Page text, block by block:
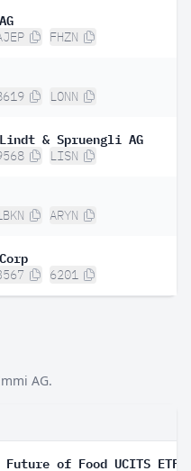
FHZN
LONN
& Spruengli AG
LISN
ARYN
6201
AG.